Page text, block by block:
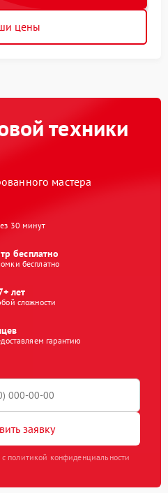
цены
техники
мастера
30 минут
бесплатно
бесплатно
лет
сложности
гарантию
заявку
политикой конфиденциальности